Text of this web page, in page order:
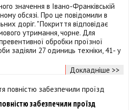
значення в Івано-Франківській
обсязі. Про це повідомили в
доріг. "Покриття відповідає
утримання, чорне. Для
обробки проїзної
задіяли 27 одиниць техніки, 41- у
Докладніше >>
забезпечили проїзд